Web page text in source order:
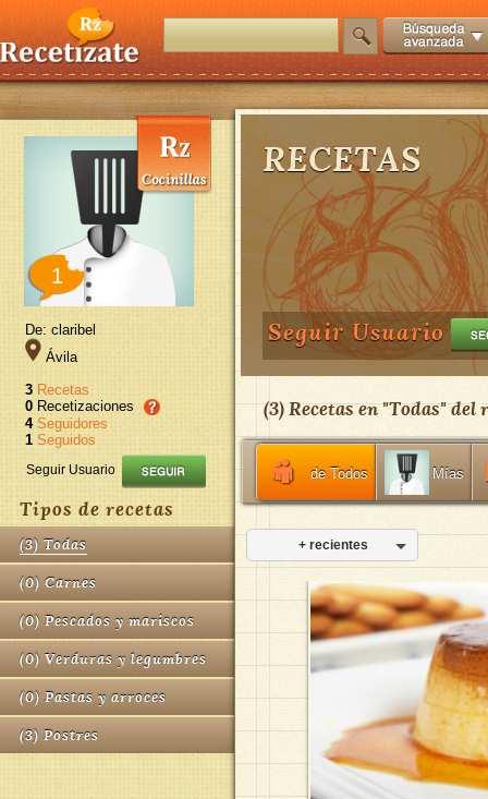
1
De: claribel
Ávila
3 Recetas
0 Recetizaciones
4 Seguidores
1 Seguidos
Seguir Usuario
Tipos de recetas
(3) Todas
(0) Carnes
(0) Pescados y mariscos
(0) Verduras y legumbres
(0) Pastas y arroces
(3) Postres
RECETAS
Seguir Usuario
(3) Recetas en "Todas" del
de Todos Mías
+ recientes